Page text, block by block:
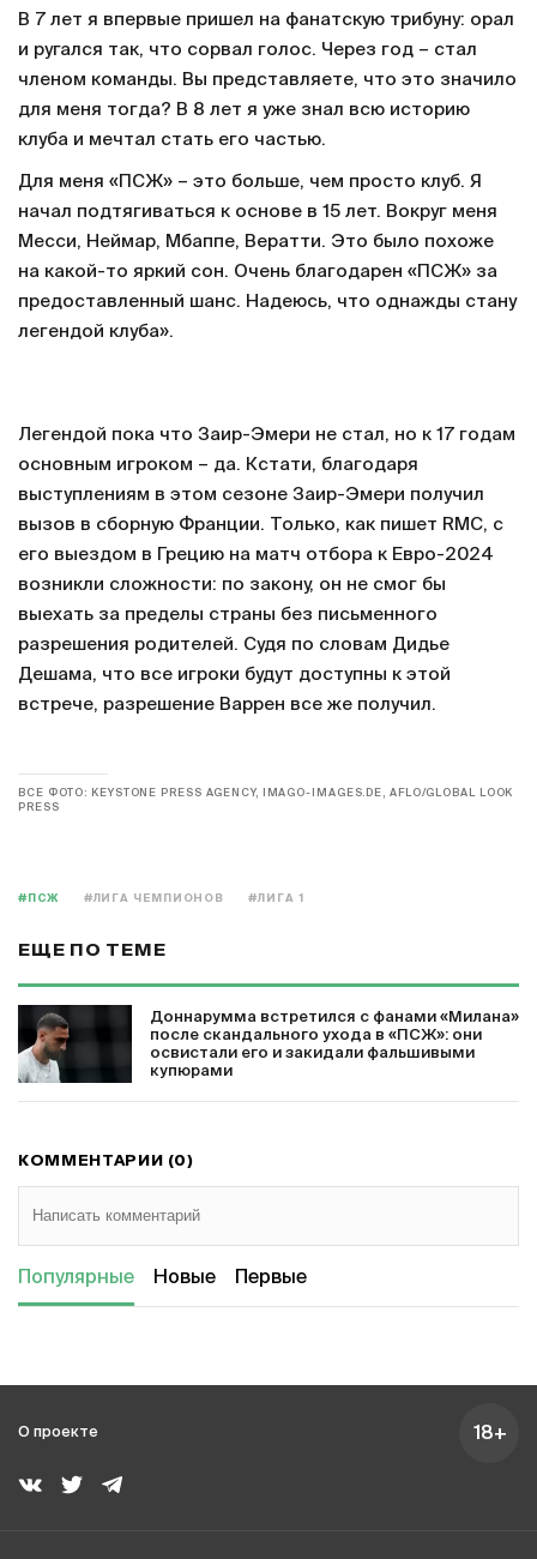
В 7 лет я впервые пришел на фанатскую трибуну: орал
и ругался так, что сорвал голос. Через год – стал
членом команды. Вы представляете, что это значило
для меня тогда? В 8 лет я уже знал всю историю
клуба и мечтал стать его частью.
Для меня «ПСЖ» – это больше, чем просто клуб. Я
начал подтягиваться к основе в 15 лет. Вокруг меня
Месси, Неймар, Мбаппе, Вератти. Это было похоже
на какой-то яркий сон. Очень благодарен «ПСЖ» за
предоставленный шанс. Надеюсь, что однажды стану
легендой клуба».
Легендой пока что Заир-Эмери не стал, но к 17 годам
основным игроком – да. Кстати, благодаря
выступлениям в этом сезоне Заир-Эмери получил
вызов в сборную Франции. Только, как пишет RMC, с
его выездом в Грецию на матч отбора к Евро-2024
возникли сложности: по закону, он не смог бы
выехать за пределы страны без письменного
разрешения родителей. Судя по словам Дидье
Дешама, что все игроки будут доступны к этой
встрече, разрешение Варрен все же получил.
ВСЕ ФОТО: KEYSTONE PRESS AGENCY, IMAGO-IMAGES.DE, AFLO/GLOBAL LOOK
PRESS
#ПСЖ #ЛИГА ЧЕМПИОНОВ #ЛИГА 1
ЕЩЕ ПО ТЕМЕ
Доннарумма встретился с фанами «Милана»
после скандального ухода в «ПСЖ»: они
освистали его и закидали фальшивыми
купюрами
КОММЕНТАРИИ (0)
Популярные Новые Первые
О проекте 18+